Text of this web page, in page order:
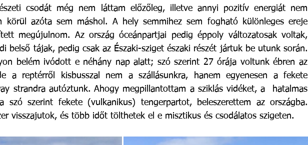
csodát még nem láttam előzőleg, illetve annyi pozitív energiát nem
körül azóta sem máshol. A hely semmihez sem fogható különleges ereje
megújulnom. Az ország óceánpartjai pedig éppoly változatosak voltak,
belső tájak, pedig csak az Északi-sziget északi részét jártuk be utunk során.
belém ivódott e néhány nap alatt; szó szerint 27 órája voltunk ébren az
a reptérről kisbusszal nem a szállásunkra, hanem egyenesen a fekete
strandra autóztunk. Ahogy megpillantottam a sziklás vidéket, a  hatalmas
szó szerint fekete (vulkanikus) tengerpartot, beleszerettem az országba.
visszajutok, és több időt tölthetek el e misztikus és csodálatos szigeten.